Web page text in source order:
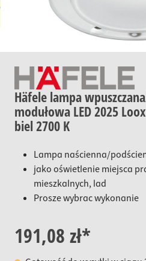
Häfele lampa
modułowa LED 2025
biel 2700 K
Lampa naścienna/
jako oświetlenie miejsca
mieszkalnych, lad
Prosze wybrac wykonanie
191,08 zł*